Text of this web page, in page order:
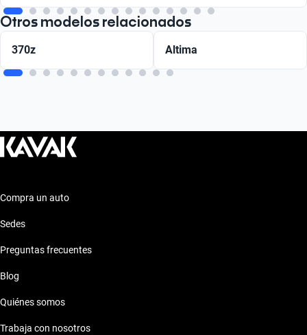
Otros modelos relacionados
370z Altima
Compra un auto
Sedes
Preguntas frecuentes
Blog
Quiénes somos
Trabaja con nosotros